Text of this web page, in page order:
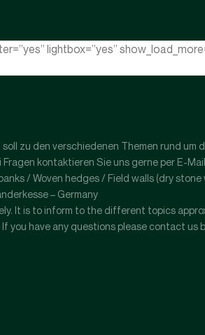
lightbox=”yes”
zu den verschiedenen Themen rund um
kontaktieren Sie uns gerne per E-
/ Woven hedges / Field walls (dry stone
– Germany
It is to inform to the different topics
have any questions please contact us